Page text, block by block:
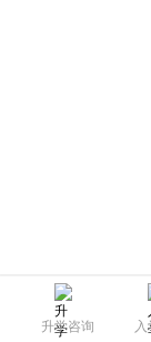
升学咨询